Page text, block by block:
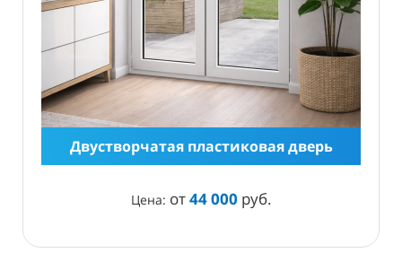
Двустворчатая пластиковая дверь
Цена: от44 000 руб.